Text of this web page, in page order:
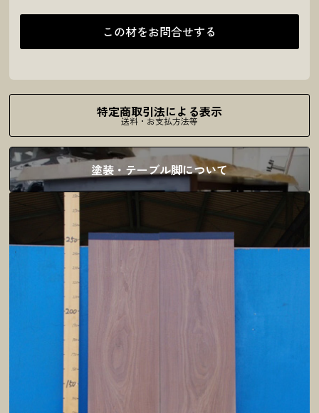
この材をお問合せする
特定商取引法による表示
送料・お支払方法等
塗装・テーブル脚について